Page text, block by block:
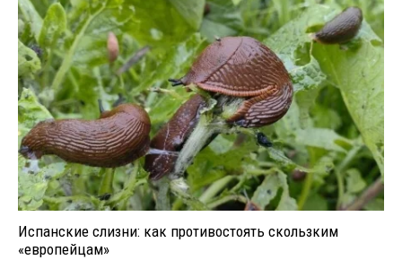
Испанские слизни: как противостоять скользким
«европейцам»